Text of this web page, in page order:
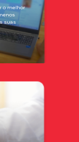
o melhor
suas